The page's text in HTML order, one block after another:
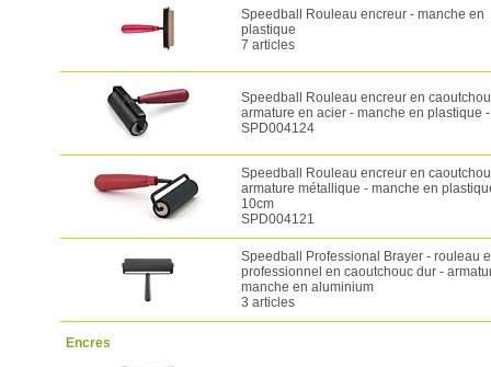
Speedball Rouleau encreur - manche en
plastique
7 articles
Speedball Rouleau encreur en
armature en acier - manche en plastique
SPD004124
Speedball Rouleau encreur en
armature métallique - manche en
10cm
SPD004121
Speedball Professional Brayer - rouleau
professionnel en caoutchouc dur -
manche en aluminium
3 articles
Encres